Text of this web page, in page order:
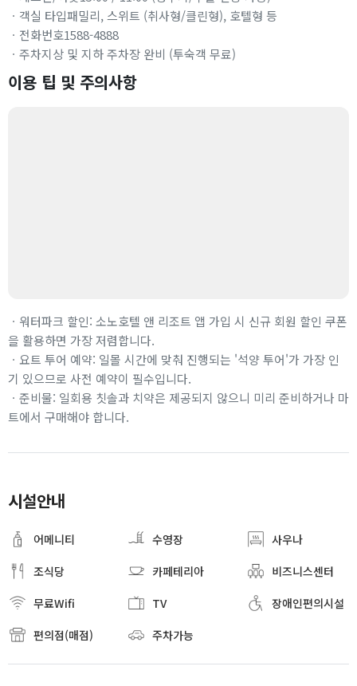
ㆍ객실 타입패밀리, 스위트 (취사형/클린형), 호텔형 등
ㆍ전화번호1588-4888
ㆍ주차지상 및 지하 주차장 완비 (투숙객 무료)
이용 팁 및 주의사항
ㆍ워터파크 할인: 소노호텔 앤 리조트 앱 가입 시 신규 회원 할인 쿠폰
을 활용하면 가장 저렴합니다.
ㆍ요트 투어 예약: 일몰 시간에 맞춰 진행되는 '석양 투어'가 가장 인
기 있으므로 사전 예약이 필수입니다.
ㆍ준비물: 일회용 칫솔과 치약은 제공되지 않으니 미리 준비하거나 마
트에서 구매해야 합니다.
시설안내
어메니티 수영장
사우나
조식당
카페테리아
비즈니스센터
무료Wifi
TV
장애인편의시설
편의점(매점)
주차가능